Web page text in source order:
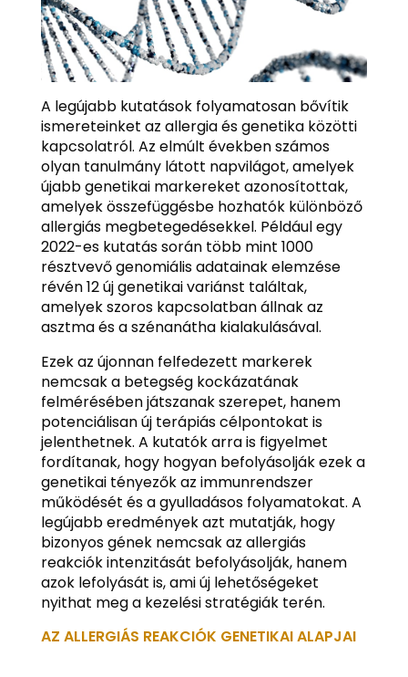
A legújabb kutatások folyamatosan bővítik
ismereteinket az allergia és genetika közötti
kapcsolatról. Az elmúlt években számos
olyan tanulmány látott napvilágot, amelyek
újabb genetikai markereket azonosítottak,
amelyek összefüggésbe hozhatók különböző
allergiás megbetegedésekkel. Például egy
2022-es kutatás során több mint 1000
résztvevő genomiális adatainak elemzése
révén 12 új genetikai variánst találtak,
amelyek szoros kapcsolatban állnak az
asztma és a szénanátha kialakulásával.
Ezek az újonnan felfedezett markerek
nemcsak a betegség kockázatának
felmérésében játszanak szerepet, hanem
potenciálisan új terápiás célpontokat is
jelenthetnek. A kutatók arra is figyelmet
fordítanak, hogy hogyan befolyásolják ezek a
genetikai tényezők az immunrendszer
működését és a gyulladásos folyamatokat. A
legújabb eredmények azt mutatják, hogy
bizonyos gének nemcsak az allergiás
reakciók intenzitását befolyásolják, hanem
azok lefolyását is, ami új lehetőségeket
nyithat meg a kezelési stratégiák terén.
AZ ALLERGIÁS REAKCIÓK GENETIKAI ALAPJAI